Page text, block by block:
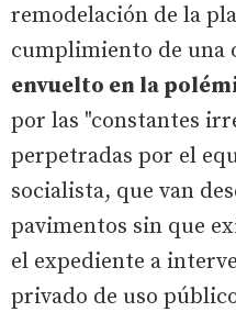
remodelación de la
cumplimiento de una
envuelto en la
por las "constantes
perpetradas por el
socialista, que van
pavimentos sin que
el expediente a
privado de uso